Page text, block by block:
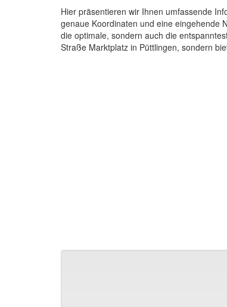
Hier präsentieren wir Ihnen umfassende
genaue Koordinaten und eine eingehende
die optimale, sondern auch die
Straße Marktplatz in Püttlingen, sondern